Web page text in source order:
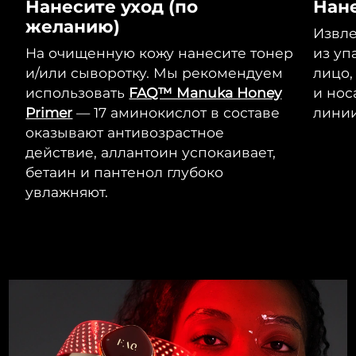
Нанесите уход (по
желанию)
На очищенную кожу нанесите тонер
и/или сыворотку. Мы рекомендуем
использовать FAQ™ Manuka Honey
Primer — 17 аминокислот в составе
оказывают антивозрастное
действие, аллантоин успокаивает,
бетаин и пантенол глубоко
увлажняют.
из
лицо,
и
8/11/26
Словения
Ожидаемая дата доставки
8/11/26
Южно-Африканская
Республика
Ожидаемая дата доставки
Республика Корея
Испания
Ожидаемая дата доставки
Тайвань
Ожидаемая дата доставки
8/16/26